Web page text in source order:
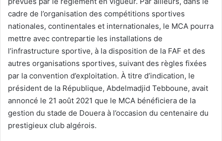
cadre de l’organisation des compétitions sportives
nationales, continentales et internationales, le MCA pourra
mettre avec contrepartie les installations de
l’infrastructure sportive, à la disposition de la FAF et des
autres organisations sportives, suivant des règles fixées
par la convention d’exploitation. À titre d’indication, le
président de la République, Abdelmadjid Tebboune, avait
annoncé le 21 août 2021 que le MCA bénéficiera de la
gestion du stade de Douera à l’occasion du centenaire du
prestigieux club algérois.